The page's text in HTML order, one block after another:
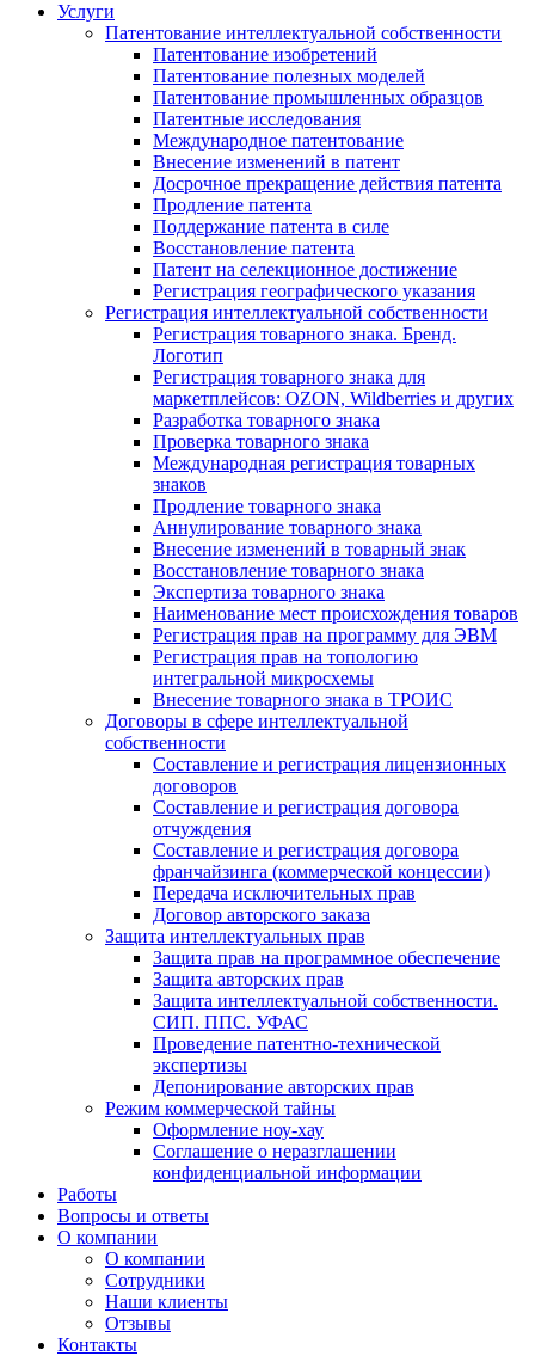
Услуги
Патентование интеллектуальной собственности
Патентование изобретений
Патентование полезных моделей
Патентование промышленных образцов
Патентные исследования
Международное патентование
Внесение изменений в патент
Досрочное прекращение действия патента
Продление патента
Поддержание патента в силе
Восстановление патента
Патент на селекционное достижение
Регистрация географического указания
Регистрация интеллектуальной собственности
Регистрация товарного знака. Бренд.
Логотип
Регистрация товарного знака для
маркетплейсов: OZON, Wildberries и других
Разработка товарного знака
Проверка товарного знака
Международная регистрация товарных
знаков
Продление товарного знака
Аннулирование товарного знака
Внесение изменений в товарный знак
Восстановление товарного знака
Экспертиза товарного знака
Наименование мест происхождения товаров
Регистрация прав на программу для ЭВМ
Регистрация прав на топологию
интегральной микросхемы
Внесение товарного знака в ТРОИС
Договоры в сфере интеллектуальной
собственности
Составление и регистрация лицензионных
договоров
Составление и регистрация договора
отчуждения
Составление и регистрация договора
франчайзинга (коммерческой концессии)
Передача исключительных прав
Договор авторского заказа
Защита интеллектуальных прав
Защита прав на программное обеспечение
Защита авторских прав
Защита интеллектуальной собственности.
СИП. ППС. УФАС
Проведение патентно-технической
экспертизы
Депонирование авторских прав
Режим коммерческой тайны
Оформление ноу-хау
Соглашение о неразглашении
конфиденциальной информации
Работы
Вопросы и ответы
О компании
О компании
Сотрудники
Наши клиенты
Отзывы
Контакты